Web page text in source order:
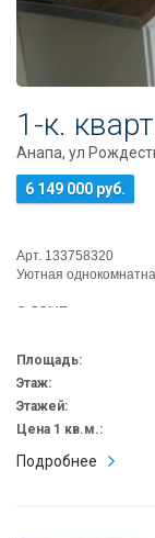
1-к.
Анапа, ул
6 149 000 руб.
Арт. 133758320
Уютная
О ДОМЕ:
Хорошие соседи,
Площадь:
Этаж:
Этажей:
Цена 1 кв.м.:
Подробнее